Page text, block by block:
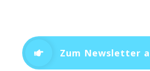
Zum Newsletter